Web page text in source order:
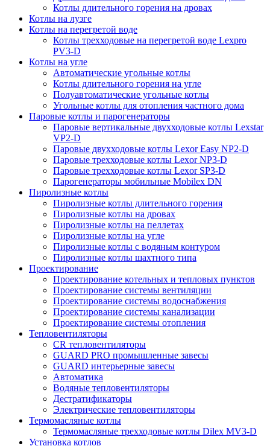
Котлы длительного горения на дровах
Котлы на лузге
Котлы на перегретой воде
Котлы трехходовые на перегретой воде Lexpro
PV3-D
Котлы на угле
Автоматические угольные котлы
Котлы длительного горения на угле
Полуавтоматические угольные котлы
Угольные котлы для отопления частного дома
Паровые котлы и парогенераторы
Паровые вертикальные двухходовые котлы Lexstar
VP2-D
Паровые двухходовые котлы Lexor Easy NP2-D
Паровые трехходовые котлы Lexor NP3-D
Паровые трехходовые котлы Lexor SP3-D
Парогенераторы мобильные Mobilex DN
Пиролизные котлы
Пиролизные котлы длительного горения
Пиролизные котлы на дровах
Пиролизные котлы на пеллетах
Пиролизные котлы на угле
Пиролизные котлы с водяным контуром
Пиролизные котлы шахтного типа
Проектирование
Проектирование котельных и тепловых пунктов
Проектирование системы вентиляции
Проектирование системы водоснабжения
Проектирование системы канализации
Проектирование системы отопления
Тепловентиляторы
CR тепловентиляторы
GUARD PRO промышленные завесы
GUARD интерьерные завесы
Автоматика
Водяные тепловентиляторы
Дестратификаторы
Электрические тепловентиляторы
Термомасляные котлы
Термомасляные трехходовые котлы Dilex MV3-D
Установка котлов